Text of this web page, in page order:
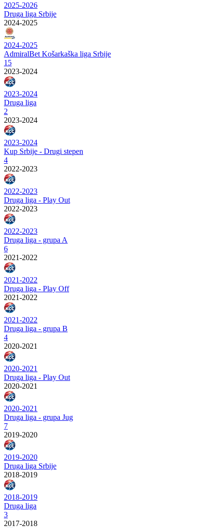
2025-2026
Druga liga Srbije
2024-2025
2024-2025
AdmiralBet Košarkaška liga Srbije
15
2023-2024
2023-2024
Druga liga
2
2023-2024
2023-2024
Kup Srbije - Drugi stepen
4
2022-2023
2022-2023
Druga liga - Play Out
2022-2023
2022-2023
Druga liga - grupa A
6
2021-2022
2021-2022
Druga liga - Play Off
2021-2022
2021-2022
Druga liga - grupa B
4
2020-2021
2020-2021
Druga liga - Play Out
2020-2021
2020-2021
Druga liga - grupa Jug
7
2019-2020
2019-2020
Druga liga Srbije
2018-2019
2018-2019
Druga liga
3
2017-2018